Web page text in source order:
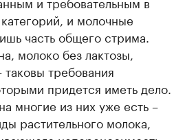
и молочные
часть общего стрима.
молоко без лактозы,
требования
придется иметь дело.
многие из них уже есть –
растительного молока,